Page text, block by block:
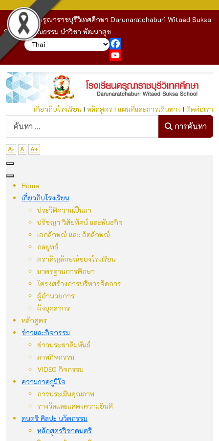
โรงเรียนดรุณาราชบุรีวิเทศศึกษา Darunaratchaburi Witaed Suksa
School : คุณธรรม นำวิชา พัฒนาสุข
YouTube
เกี่ยวกับโรงเรียนI หลักสูตรI แผนที่และการเดินทาง I ติดต่อเรา
ก
การค้นหา
A- A A+
Home
เกี่ยวกับโรงเรียน
ประวัติความเป็นมา
ปรัชญา วิสัยทัศน์ และพันธกิจ
เอกลักษณ์ และ อัตลักษณ์
กลยุทธ์
ตราสัญลักษณ์ของโรงเรียน
มาตรฐานการศึกษา
โครงสร้างการบริหารจัดการ
ผู้อำนวยการ
ผังบุคลากร
หลักสูตร
ข่าวและกิจกรรม
ข่าวประชาสัมพันธ์
ภาพกิจกรรม
VIDEO กิจกรรม
ความภาคภูมิใจ
การประเมินคุณภาพ
รางวัลและแสดงความยินดี
ดนตรี ศิลปะ นวัตกรรม
หลักสูตรวิชาดนตรี